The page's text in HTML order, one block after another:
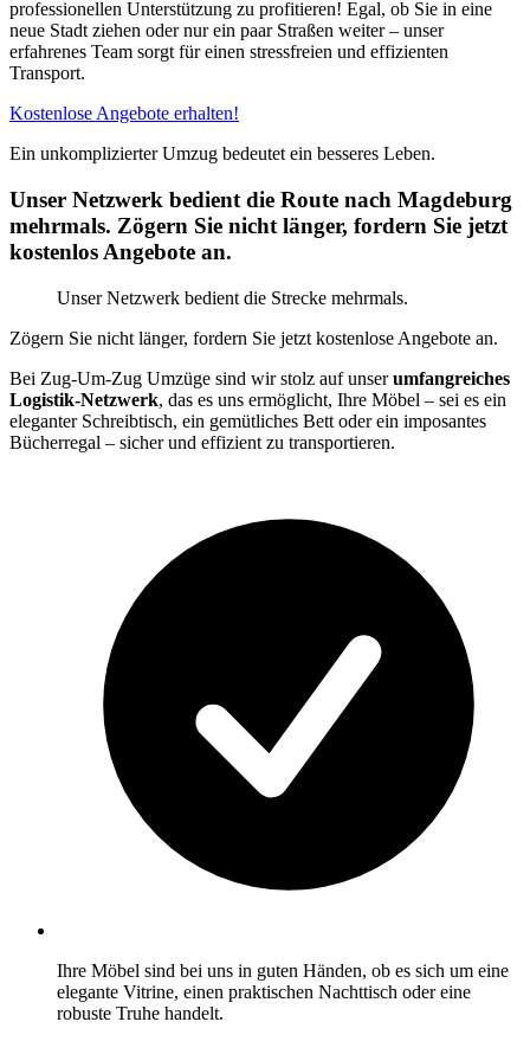
professionellen Unterstützung zu profitieren! Egal, ob Sie in eine
neue Stadt ziehen oder nur ein paar Straßen weiter – unser
erfahrenes Team sorgt für einen stressfreien und effizienten
Transport.
Kostenlose Angebote erhalten!
Ein unkomplizierter Umzug bedeutet ein besseres Leben.
Unser Netzwerk bedient die Route nach Magdeburg
mehrmals. Zögern Sie nicht länger, fordern Sie jetzt
kostenlos Angebote an.
Unser Netzwerk bedient die Strecke mehrmals.
Zögern Sie nicht länger, fordern Sie jetzt kostenlose Angebote an.
Bei Zug-Um-Zug Umzüge sind wir stolz auf unserumfangreiches
Logistik-Netzwerk, das es uns ermöglicht, Ihre Möbel – sei es ein
eleganter Schreibtisch, ein gemütliches Bett oder ein imposantes
Bücherregal – sicher und effizient zu transportieren.
Ihre Möbel sind bei uns in guten Händen, ob es sich um eine
elegante Vitrine, einen praktischen Nachttisch oder eine
robuste Truhe handelt.